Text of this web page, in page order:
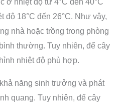
ở nhiệt độ từ 4°C đến 40°C
độ 18°C đến 26°C. Như vậy,
nhà hoặc trồng trong phòng
thường. Tuy nhiên, để cây
nhiệt độ phù hợp.
năng sinh trưởng và phát
quang. Tuy nhiên, để cây